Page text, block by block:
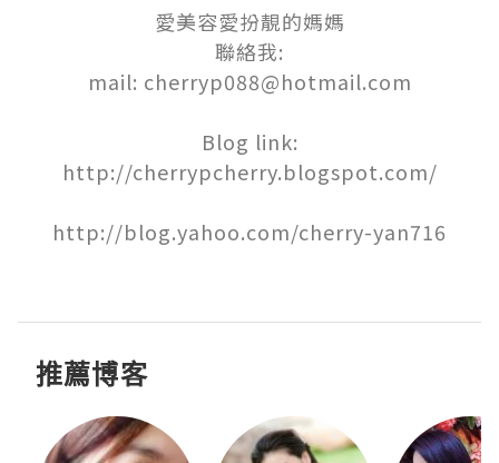
愛美容愛扮靚的媽媽
聯絡我:
mail: cherryp088@hotmail.com
Blog link:
http://cherrypcherry.blogspot.com/
http://blog.yahoo.com/cherry-yan716
推薦博客